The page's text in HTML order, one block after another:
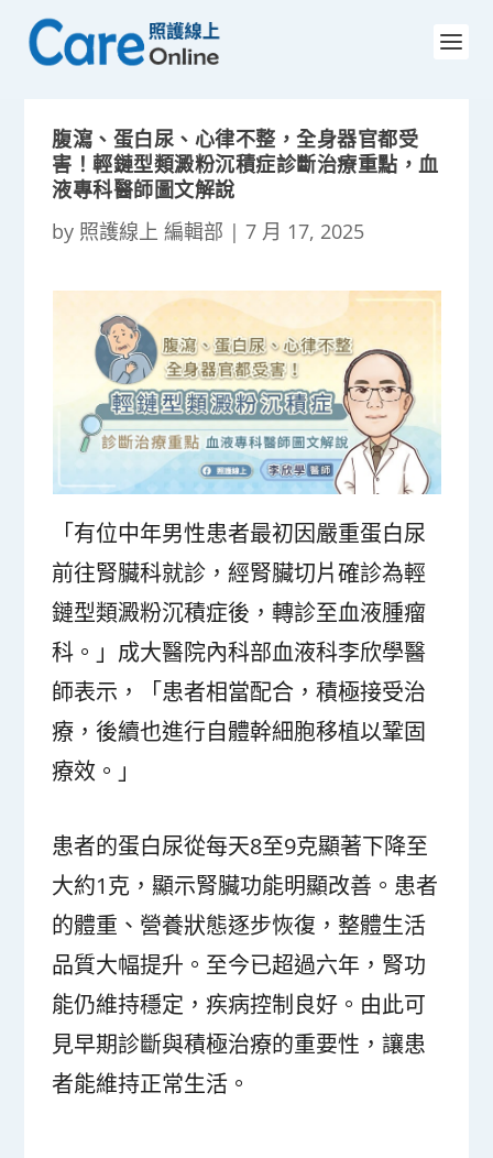
腹瀉、蛋白尿、心律不整，全身器官都受
害！輕鏈型類澱粉沉積症診斷治療重點，血
液專科醫師圖文解說
by 照護線上 編輯部 |7 月 17, 2025
「有位中年男性患者最初因嚴重蛋白尿
前往腎臟科就診，經腎臟切片確診為輕
鏈型類澱粉沉積症後，轉診至血液腫瘤
科。」成大醫院內科部血液科李欣學醫
師表示，「患者相當配合，積極接受治
療，後續也進行自體幹細胞移植以鞏固
療效。」
患者的蛋白尿從每天8至9克顯著下降至
大約1克，顯示腎臟功能明顯改善。患者
的體重、營養狀態逐步恢復，整體生活
品質大幅提升。至今已超過六年，腎功
能仍維持穩定，疾病控制良好。由此可
見早期診斷與積極治療的重要性，讓患
者能維持正常生活。